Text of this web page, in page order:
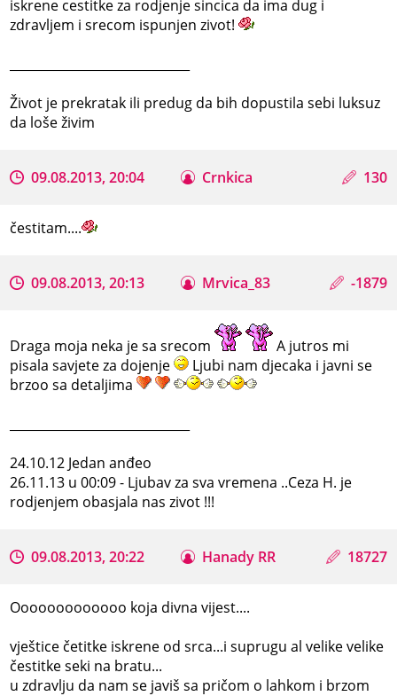
iskrene cestitke za rodjenje sincica da ima dug i
zdravljem i srecom ispunjen zivot!
Život je prekratak ili predug da bih dopustila sebi luksuz
da loše živim
09.08.2013, 20:04 Crnkica 130
čestitam....
09.08.2013, 20:13 Mrvica_83 -1879
Draga moja neka je sa srecom
A jutros mi
pisala savjete za dojenje
Ljubi nam djecaka i javni se
brzoo sa detaljima
24.10.12 Jedan anđeo
26.11.13 u 00:09 - Ljubav za sva vremena ..Ceza H. je
rodjenjem obasjala nas zivot !!!
09.08.2013, 20:22 Hanady RR 18727
Ooooooooooooo koja divna vijest....
vještice četitke iskrene od srca...i suprugu al velike velike
čestitke seki na bratu...
u zdravlju da nam se javiš sa pričom o lahkom i brzom